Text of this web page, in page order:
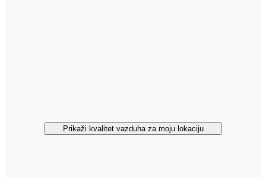
Prikaži kvalitet vazduha za moju lokaciju